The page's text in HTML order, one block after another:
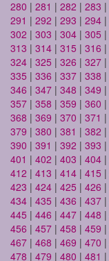
280 | 281 | 282 | 283 |
291 | 292 | 293 | 294 |
302 | 303 | 304 | 305 |
313 | 314 | 315 | 316 |
324 | 325 | 326 | 327 |
335 | 336 | 337 | 338 |
346 | 347 | 348 | 349 |
357 | 358 | 359 | 360 |
368 | 369 | 370 | 371 |
379 | 380 | 381 | 382 |
390 | 391 | 392 | 393 |
401 | 402 | 403 | 404 |
412 | 413 | 414 | 415 |
423 | 424 | 425 | 426 |
434 | 435 | 436 | 437 |
445 | 446 | 447 | 448 |
456 | 457 | 458 | 459 |
467 | 468 | 469 | 470 |
478 | 479 | 480 | 481 |